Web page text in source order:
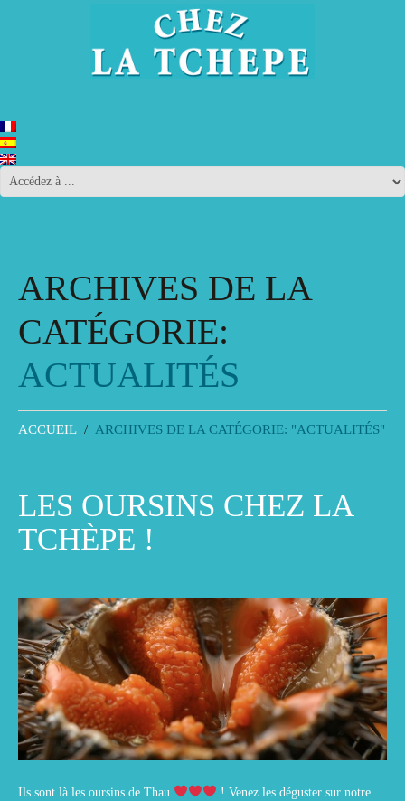
ARCHIVES DE LA
CATÉGORIE:
ACTUALITÉS
ACCUEIL ARCHIVES DE LA CATÉGORIE: "ACTUALITÉS"
LES OURSINS CHEZ LA
TCHÈPE !
Ils sont là les oursins de Thau
! Venez les déguster sur notre